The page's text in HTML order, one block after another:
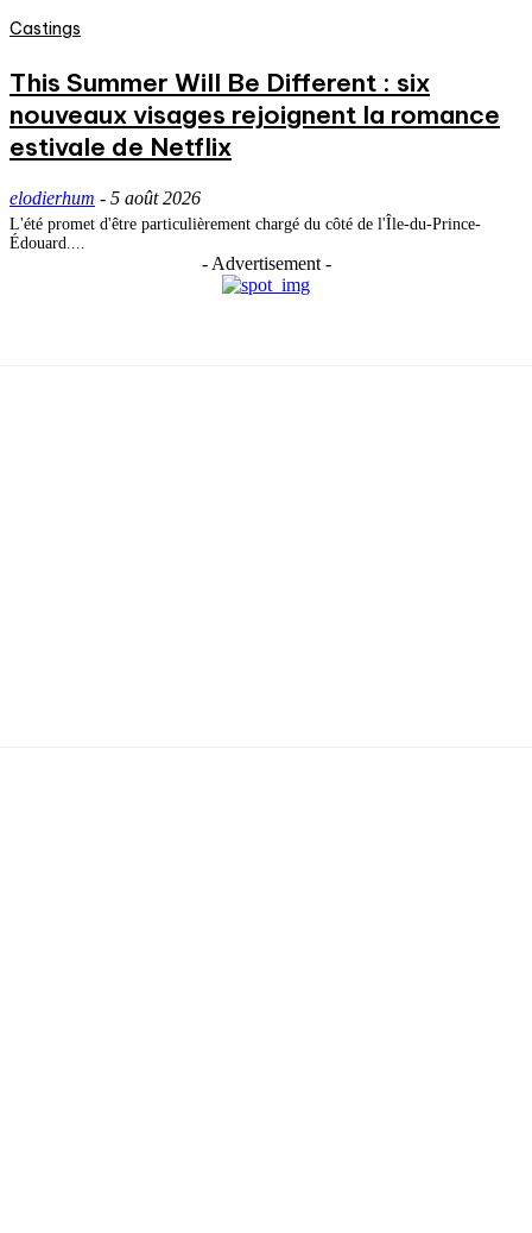
Castings
This Summer Will Be Different : six
nouveaux visages rejoignent la romance
estivale de Netflix
elodierhum - 5 août 2026
L'été promet d'être particulièrement chargé du côté de l'Île-du-Prince-
Édouard....
- Advertisement -